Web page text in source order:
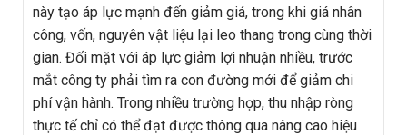
này tạo áp lực mạnh đến giảm giá, trong khi giá nhân
công, vốn, nguyên vật liệu lại leo thang trong cùng thời
gian. Đối mặt với áp lực giảm lợi nhuận nhiều, trước
mắt công ty phải tìm ra con đường mới để giảm chi
phí vận hành. Trong nhiều trường hợp, thu nhập ròng
thực tế chỉ có thể đạt được thông qua nâng cao hiệu